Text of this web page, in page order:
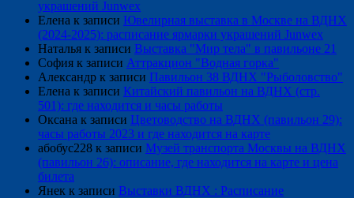
украшений Junwex
Елена к записи Ювелирная выставка в Москве на ВДНХ
(2024-2025): расписание ярмарки украшений Junwex
Наталья к записи Выставка "Мир тела" в павильоне 21
София к записи Аттракцион "Водная горка"
Александр к записи Павильон 38 ВДНХ "Рыболовство"
Елена к записи Китайский павильон на ВДНХ (стр.
501): где находится и часы работы
Оксана к записи Цветоводство на ВДНХ (павильон 29):
часы работы 2023 и где находится на карте
абобус228 к записи Музей транспорта Москвы на ВДНХ
(павильон 26): описание, где находится на карте и цена
билета
Янек к записи Выставки ВДНХ : Расписание